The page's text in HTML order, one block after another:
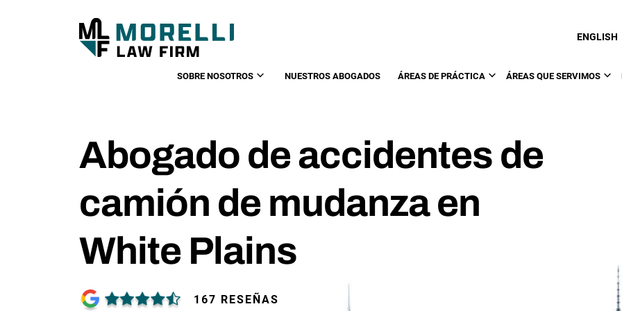
ENGLISH
SOBRE NOSOTROS NUESTROS ABOGADOS ÁREAS DE PRÁCTICA ÁREAS QUE SERVIMOS
Abogado de accidentes de
camión de mudanza en
White Plains
167 RESEÑAS